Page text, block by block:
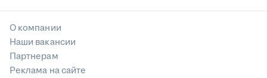
О компании
Наши вакансии
Партнерам
Реклама на сайте